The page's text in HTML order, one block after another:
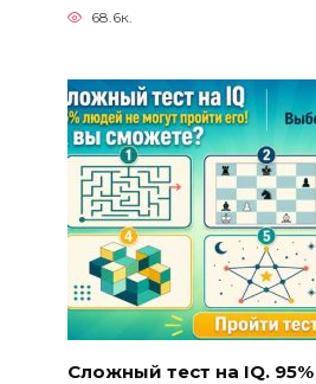
68.6к.
Сложный тест на IQ.